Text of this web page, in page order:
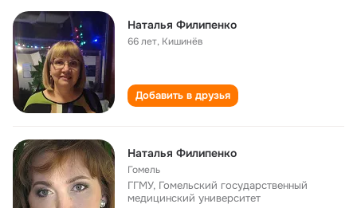
Наталья Филипенко
66 лет, Кишинёв
Добавить в друзья
Наталья Филипенко
Гомель
ГГМУ, Гомельский государственный
медицинский университет